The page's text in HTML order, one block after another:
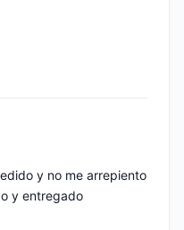
y no me arrepiento
y entregado